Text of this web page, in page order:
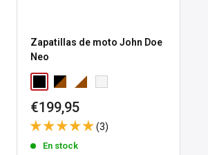
Zapatillas de moto John Doe
Neo
Precio
de
venta
€199,95
(3)
En stock